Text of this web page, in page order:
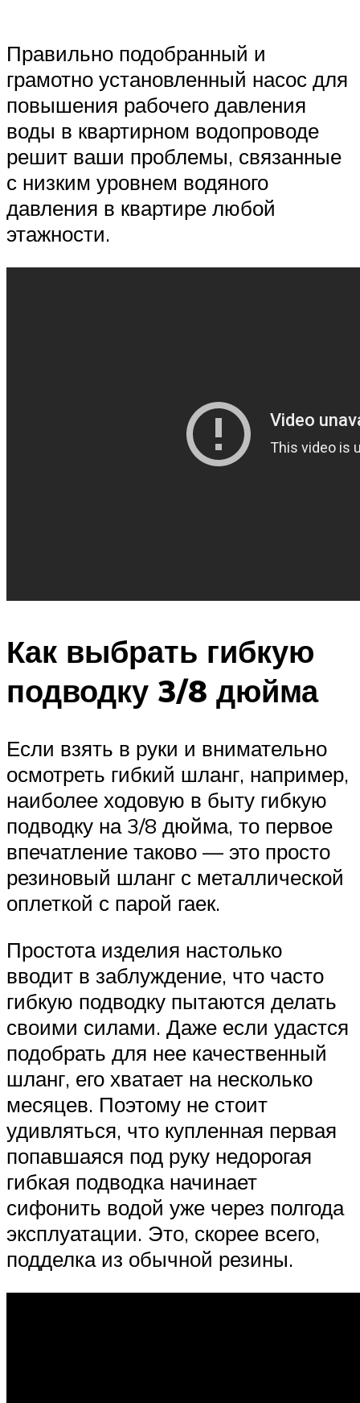
Правильно подобранный и
грамотно установленный насос для
повышения рабочего давления
воды в квартирном водопроводе
решит ваши проблемы, связанные
с низким уровнем водяного
давления в квартире любой
этажности.
Как выбрать гибкую
подводку 3/8 дюйма
Если взять в руки и внимательно
осмотреть гибкий шланг, например,
наиболее ходовую в быту гибкую
подводку на 3/8 дюйма, то первое
впечатление таково — это просто
резиновый шланг с металлической
оплеткой с парой гаек.
Простота изделия настолько
вводит в заблуждение, что часто
гибкую подводку пытаются делать
своими силами. Даже если удастся
подобрать для нее качественный
шланг, его хватает на несколько
месяцев. Поэтому не стоит
удивляться, что купленная первая
попавшаяся под руку недорогая
гибкая подводка начинает
сифонить водой уже через полгода
эксплуатации. Это, скорее всего,
подделка из обычной резины.